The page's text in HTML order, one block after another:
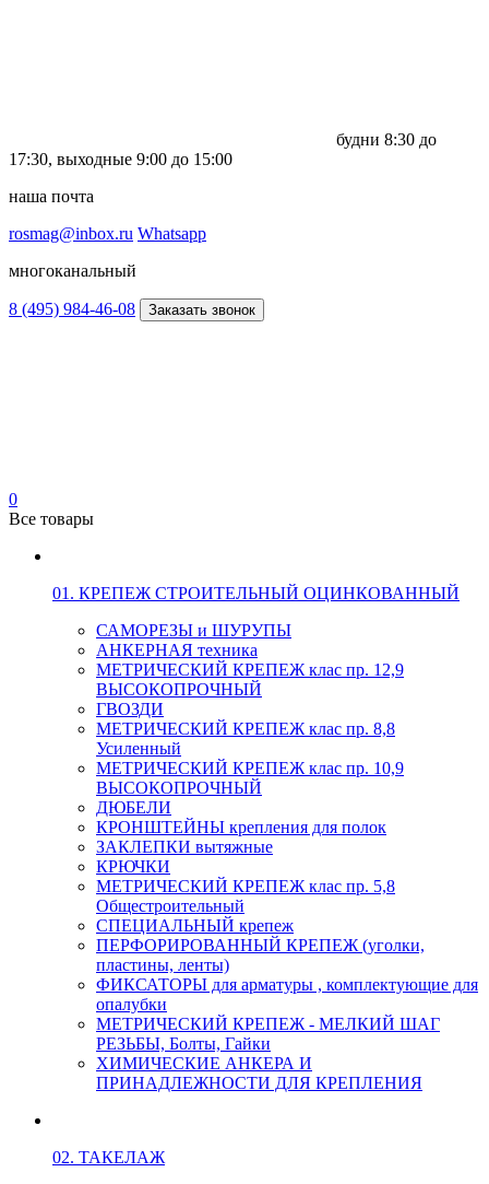
будни 8:30 до
17:30, выходные 9:00 до 15:00
наша почта
rosmag@inbox.ru Whatsapp
многоканальный
8 (495) 984-46-08 Заказать звонок
0
Все товары
01. КРЕПЕЖ СТРОИТЕЛЬНЫЙ ОЦИНКОВАННЫЙ
САМОРЕЗЫ и ШУРУПЫ
АНКЕРНАЯ техника
МЕТРИЧЕСКИЙ КРЕПЕЖ клас пр. 12,9
ВЫСОКОПРОЧНЫЙ
ГВОЗДИ
МЕТРИЧЕСКИЙ КРЕПЕЖ клас пр. 8,8
Усиленный
МЕТРИЧЕСКИЙ КРЕПЕЖ клас пр. 10,9
ВЫСОКОПРОЧНЫЙ
ДЮБЕЛИ
КРОНШТЕЙНЫ крепления для полок
ЗАКЛЕПКИ вытяжные
КРЮЧКИ
МЕТРИЧЕСКИЙ КРЕПЕЖ клас пр. 5,8
Общестроительный
СПЕЦИАЛЬНЫЙ крепеж
ПЕРФОРИРОВАННЫЙ КРЕПЕЖ (уголки,
пластины, ленты)
ФИКСАТОРЫ для арматуры , комплектующие для
опалубки
МЕТРИЧЕСКИЙ КРЕПЕЖ - МЕЛКИЙ ШАГ
РЕЗЬБЫ, Болты, Гайки
ХИМИЧЕСКИЕ АНКЕРА И
ПРИНАДЛЕЖНОСТИ ДЛЯ КРЕПЛЕНИЯ
02. ТАКЕЛАЖ